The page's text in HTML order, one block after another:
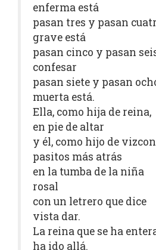
enferma está
pasan tres y pasan
grave está
pasan cinco y pasan
confesar
pasan siete y pasan
muerta está.
Ella, como hija de
en pie de altar
y él, como hijo de
pasitos más atrás
en la tumba de la niña
rosal
con un letrero que
vista dar.
La reina que se ha
ha ido allá.